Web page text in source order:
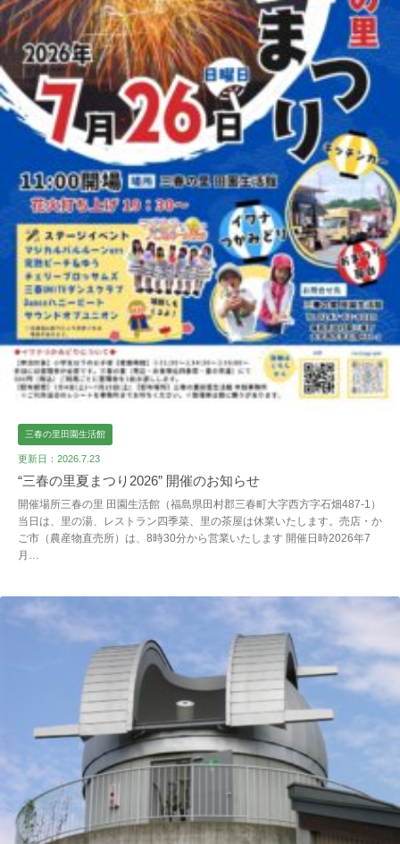
三春の里田園生活館
更新日：2026.7.23
“三春の里夏まつり2026” 開催のお知らせ
開催場所三春の里 田園生活館（福島県田村郡三春町大字西方字石畑487-1）
当日は、里の湯、レストラン四季菜、里の茶屋は休業いたします。売店・か
ご市（農産物直売所）は、8時30分から営業いたします 開催日時2026年7
月…